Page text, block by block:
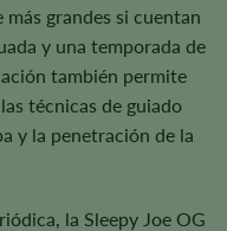
grandes si cuentan
y una temporada de
también permite
técnicas de guiado
y la penetración de la
la Sleepy Joe OG